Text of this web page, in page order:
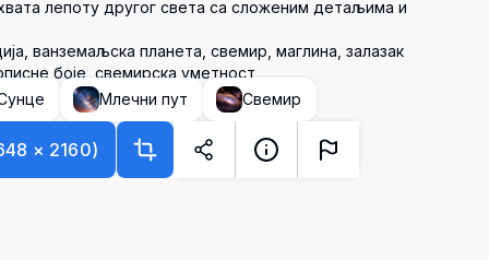
лепоту другог света са сложеним детаљима и
ванземаљска планета, свемир, маглина, залазак
боје, свемирска уметност
Млечни пут Свемир
× 2160)